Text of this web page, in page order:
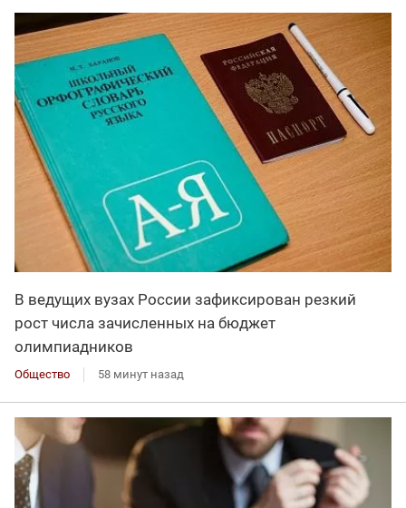
В ведущих вузах России зафиксирован резкий
рост числа зачисленных на бюджет
олимпиадников
Общество 58 минут назад